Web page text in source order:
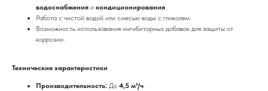
водоснабжения и кондиционирования .
Работа с чистой водой или смесью воды с гликолем.
Возможность использования ингибиторных добавок для защиты от
коррозии.
Технические характеристики
Производительность: До 4,5 м³/ч .